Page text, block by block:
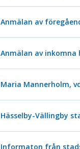
Anmälan av
Anmälan av inkomna
Maria Mannerholm,
Hässelby-Vällingby
Informaton från